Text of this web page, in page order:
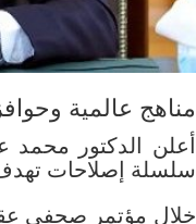
مناهج عالمية وحوافز جديدة
أعلن الدكتور محمد
سلسلة إصلاحات